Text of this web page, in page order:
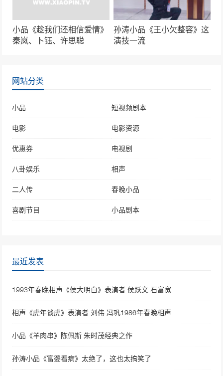
41308次播放
赵本山经典小品《出名》笑到流泪！
小品《趁我们还相信爱情》
秦岚、卜钰、许思聪
孙涛小品《王小欠整容》这
演技一流
网站分类
小品 短视频剧本
电影 电影资源
优惠券 电视剧
八卦娱乐 相声
二人传 春晚小品
喜剧节目 小品剧本
最近发表
1993年春晚相声《侯大明白》表演者 侯跃文 石富宽
相声《虎年谈虎》表演者 刘伟 冯巩1986年春晚相声
小品《羊肉串》陈佩斯 朱时茂经典之作
孙涛小品《富婆看病》太绝了，这也太搞笑了